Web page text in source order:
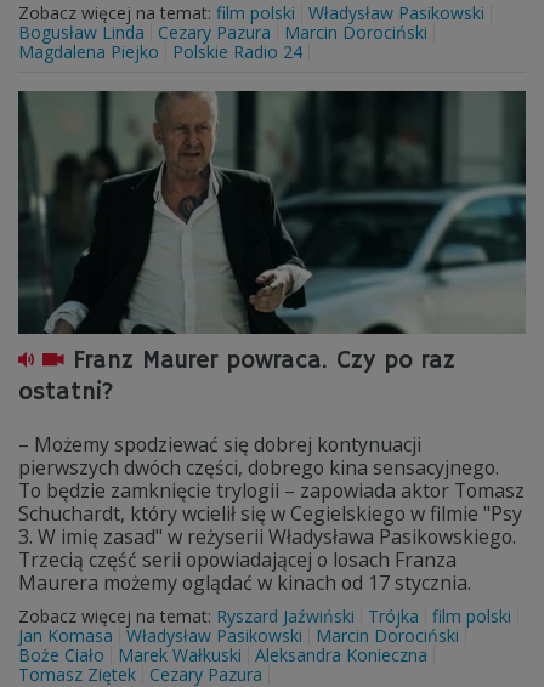
Zobacz więcej na temat: film polski
Władysław Pasikowski
Bogusław Linda
Cezary Pazura
Marcin Dorociński
Magdalena Piejko
Polskie Radio 24
Franz Maurer powraca. Czy po raz
ostatni?
– Możemy spodziewać się dobrej kontynuacji
pierwszych dwóch części, dobrego kina sensacyjnego.
To będzie zamknięcie trylogii – zapowiada aktor Tomasz
Schuchardt, który wcielił się w Cegielskiego w filmie "Psy
3. W imię zasad" w reżyserii Władysława Pasikowskiego.
Trzecią część serii opowiadającej o losach Franza
Maurera możemy oglądać w kinach od 17 stycznia.
Zobacz więcej na temat: Ryszard Jaźwiński Trójka
film polski
Jan Komasa
Władysław Pasikowski
Marcin Dorociński
Boże Ciało
Marek Wałkuski
Aleksandra Konieczna
Tomasz Ziętek
Cezary Pazura